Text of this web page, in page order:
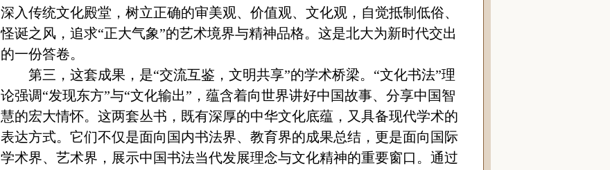
深入传统文化殿堂，树立正确的审美观、价值观、文化观，自觉抵制低俗、
怪诞之风，追求“正大气象”的艺术境界与精神品格。这是北大为新时代交出
的一份答卷。
第三，这套成果，是“交流互鉴，文明共享”的学术桥梁。“文化书法”理
论强调“发现东方”与“文化输出”，蕴含着向世界讲好中国故事、分享中国智
慧的宏大情怀。这两套丛书，既有深厚的中华文化底蕴，又具备现代学术的
表达方式。它们不仅是面向国内书法界、教育界的成果总结，更是面向国际
学术界、艺术界，展示中国书法当代发展理念与文化精神的重要窗口。通过